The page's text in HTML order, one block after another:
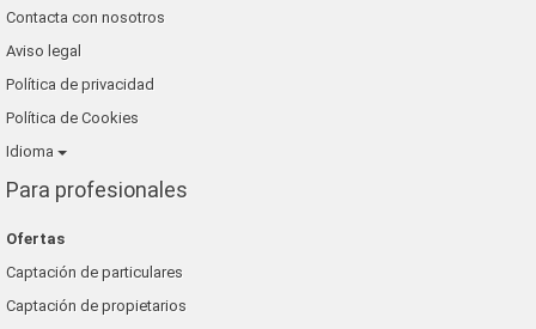
romer playa inmobiliaria
re/max inmomás
Contacta con nosotros
Aviso legal
Política de privacidad
Política de Cookies
Idioma
Para profesionales
Ofertas
Captación de particulares
Captación de propietarios